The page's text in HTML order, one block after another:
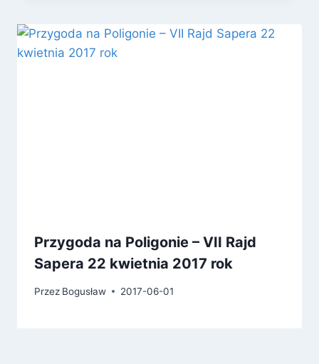
Przygoda na Poligonie – VII Rajd
Sapera 22 kwietnia 2017 rok
Przez Bogusław 2017-06-01